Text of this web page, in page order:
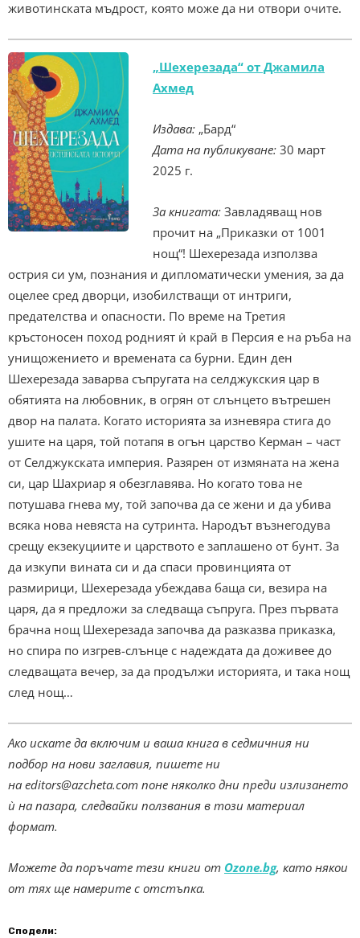
животинската мъдрост, която може да ни отвори очите.
„Шехерезада“ от Джамила
Ахмед
Издава: „Бард“
Дата на публикуване: 30 март
2025 г.
За книгата: Завладяващ нов
прочит на „Приказки от 1001
нощ“! Шехерезада използва
острия си ум, познания и дипломатически умения, за да
оцелее сред дворци, изобилстващи от интриги,
предателства и опасности. По време на Третия
кръстоносен поход родният ѝ край в Персия е на ръба на
унищожението и времената са бурни. Един ден
Шехерезада заварва съпругата на селджукския цар в
обятията на любовник, в огрян от слънцето вътрешен
двор на палата. Когато историята за изневяра стига до
ушите на царя, той потапя в огън царство Керман – част
от Селджукската империя. Разярен от измяната на жена
си, цар Шахриар я обезглавява. Но когато това не
потушава гнева му, той започва да се жени и да убива
всяка нова невяста на сутринта. Народът възнегодува
срещу екзекуциите и царството е заплашено от бунт. За
да изкупи вината си и да спаси провинцията от
размирици, Шехерезада убеждава баща си, везира на
царя, да я предложи за следваща съпруга. През първата
брачна нощ Шехерезада започва да разказва приказка,
но спира по изгрев-слънце с надеждата да доживее до
следващата вечер, за да продължи историята, и така нощ
след нощ…
Ако искате да включим и ваша книга в седмичния ни
подбор на нови заглавия, пишете ни
на editors@azcheta.com поне няколко дни преди излизането
ѝ на пазара, следвайки ползвания в този материал
формат.
Можете да поръчате тези книги от Ozone.bg, като някои
от тях ще намерите с отстъпка.
Сподели: